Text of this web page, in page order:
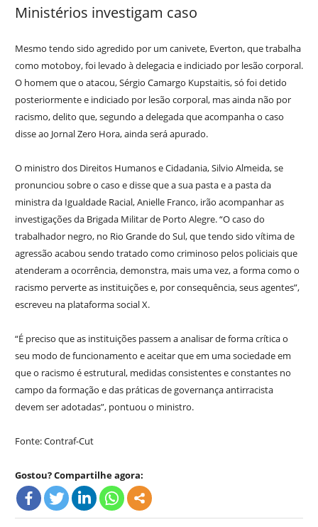
Ministérios investigam caso
Mesmo tendo sido agredido por um canivete, Everton, que trabalha
como motoboy, foi levado à delegacia e indiciado por lesão corporal.
O homem que o atacou, Sérgio Camargo Kupstaitis, só foi detido
posteriormente e indiciado por lesão corporal, mas ainda não por
racismo, delito que, segundo a delegada que acompanha o caso
disse ao Jornal Zero Hora, ainda será apurado.
O ministro dos Direitos Humanos e Cidadania, Silvio Almeida, se
pronunciou sobre o caso e disse que a sua pasta e a pasta da
ministra da Igualdade Racial, Anielle Franco, irão acompanhar as
investigações da Brigada Militar de Porto Alegre. “O caso do
trabalhador negro, no Rio Grande do Sul, que tendo sido vítima de
agressão acabou sendo tratado como criminoso pelos policiais que
atenderam a ocorrência, demonstra, mais uma vez, a forma como o
racismo perverte as instituições e, por consequência, seus agentes”,
escreveu na plataforma social X.
“É preciso que as instituições passem a analisar de forma crítica o
seu modo de funcionamento e aceitar que em uma sociedade em
que o racismo é estrutural, medidas consistentes e constantes no
campo da formação e das práticas de governança antirracista
devem ser adotadas”, pontuou o ministro.
Fonte: Contraf-Cut
Gostou? Compartilhe agora: